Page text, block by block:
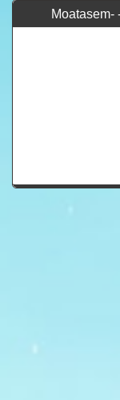
المؤلف / الكاتب : معتصم كمال الليثى - Moatasem-